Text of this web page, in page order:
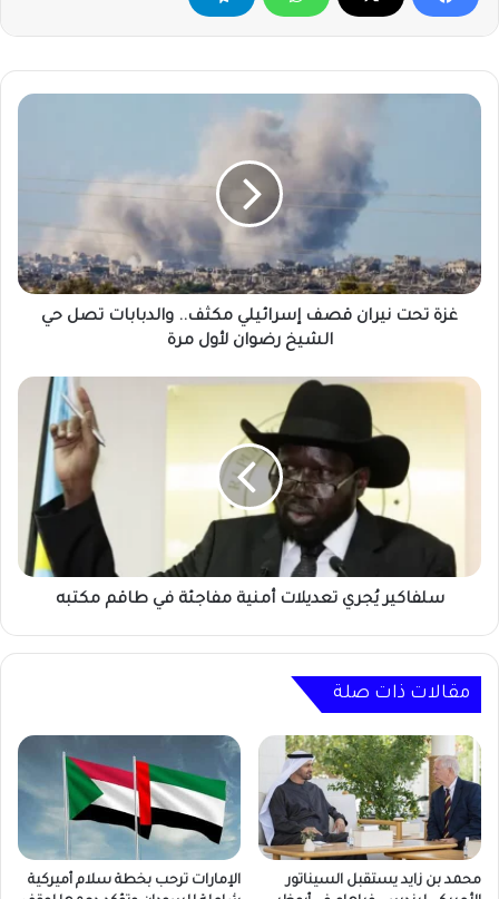
غزة
تصل
حي
الشيخ
مرة
غزة تحت نيران قصف إسرائيلي مكثف.. والدبابات تصل حي
الشيخ رضوان لأول مرة
سلفاكير
مكتبه
سلفاكير يُجري تعديلات أمنية مفاجئة في طاقم مكتبه
مقالات ذات صلة
محمد بن زايد يستقبل السيناتور
الإمارات ترحب بخطة سلام أميركية